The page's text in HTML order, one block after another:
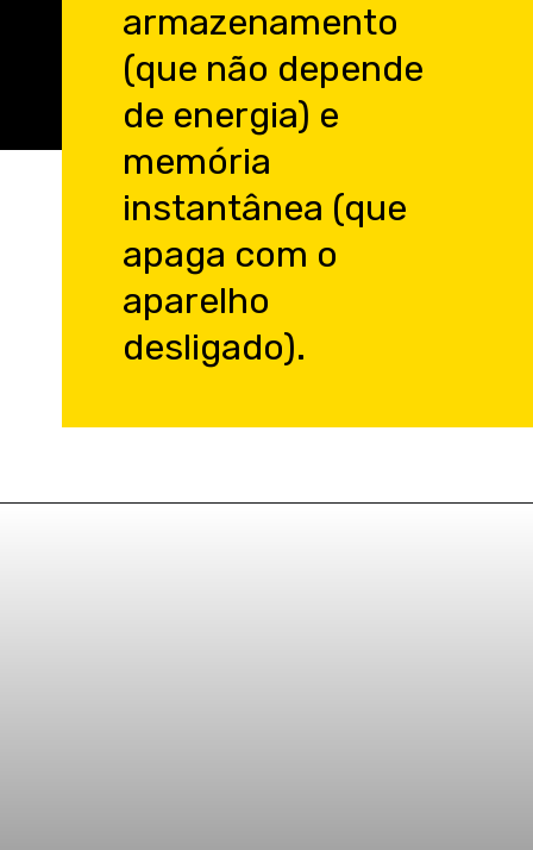
armazenamento
(que não depende
de energia) e
memória
instantânea (que
apaga com o
aparelho
desligado).